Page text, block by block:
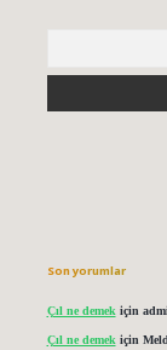
Son yorumlar
Çıl ne demek için
Çıl ne demek için